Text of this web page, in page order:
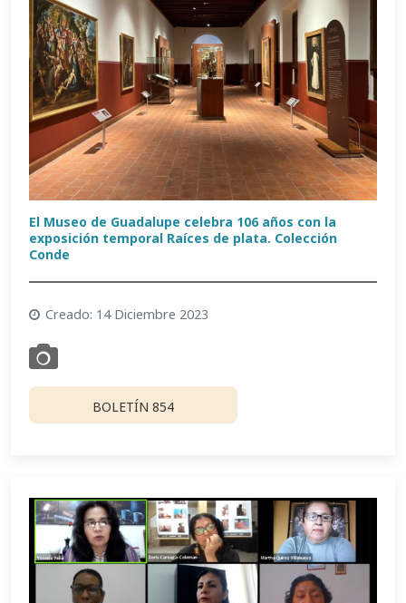
El Museo de Guadalupe celebra 106 años con la
exposición temporal Raíces de plata. Colección
Conde
Creado: 14 Diciembre 2023
BOLETÍN 854